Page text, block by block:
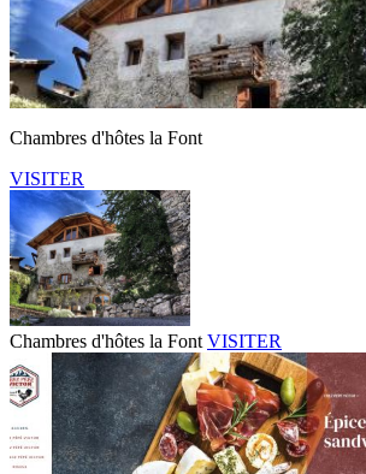
Chambres d'hôtes la Font
VISITER
Chambres d'hôtes la Font VISITER